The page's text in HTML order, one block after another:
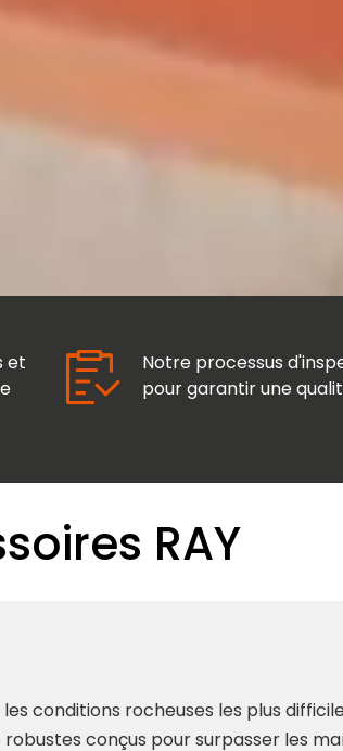
et
Notre processus
pour garantir une
RAY
conditions rocheuses les plus
conçus pour surpasser les